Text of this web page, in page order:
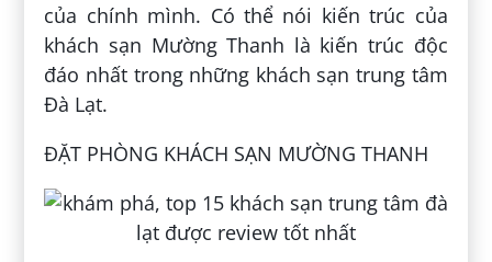
của chính mình. Có thể nói kiến trúc của
khách sạn Mường Thanh là kiến trúc độc
đáo nhất trong những khách sạn trung tâm
Đà Lạt.
ĐẶT PHÒNG KHÁCH SẠN MƯỜNG THANH